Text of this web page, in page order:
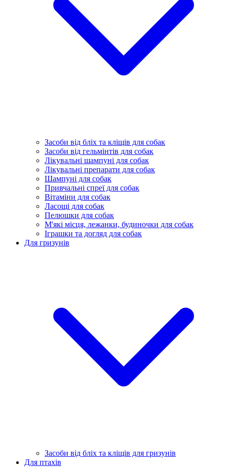
Засоби від бліх та кліщів для собак
Засоби від гельмінтів для собак
Лікувальні шампуні для собак
Лікувальні препарати для собак
Шампуні для собак
Привчальні спреї для собак
Вітаміни для собак
Ласощі для собак
Пелюшки для собак
М'які місця, лежанки, будиночки для собак
Іграшки та догляд для собак
Для гризунів
Засоби від бліх та кліщів для гризунів
Для птахів